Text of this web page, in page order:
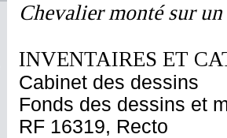
Chevalier monté sur un
INVENTAIRES ET
Cabinet des dessins
Fonds des dessins et
RF 16319, Recto